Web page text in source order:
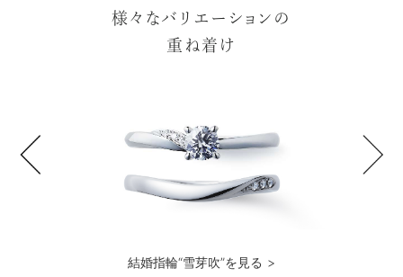
様々なバリエーションの
重ね着け
結婚指輪“雪芽吹”を見る